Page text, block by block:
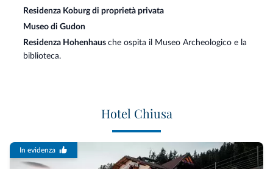
Residenza Koburg di proprietà privata
Museo di Gudon
Residenza Hohenhaus che ospita il Museo Archeologico e la
biblioteca.
Hotel Chiusa
In evidenza